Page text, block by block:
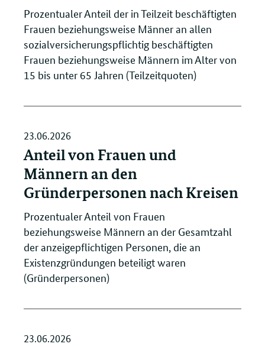
Prozentualer Anteil der in Teilzeit beschäftigten
Frauen beziehungsweise Männer an allen
sozialversicherungspflichtig beschäftigten
Frauen beziehungsweise Männern im Alter von
15 bis unter 65 Jahren (Teilzeitquoten)
23.06.2026
Anteil von Frauen und
Männern an den
Gründerpersonen nach Kreisen
Prozentualer Anteil von Frauen
beziehungsweise Männern an der Gesamtzahl
der anzeigepflichtigen Personen, die an
Existenzgründungen beteiligt waren
(Gründerpersonen)
23.06.2026